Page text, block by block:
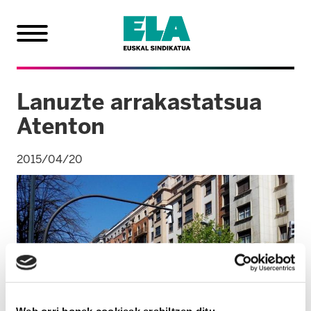
Lanuzte arrakastatsua
Atenton
2015/04/20